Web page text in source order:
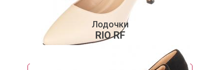
Лодочки
RIO RF